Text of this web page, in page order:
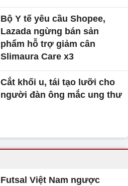
Bộ Y tế yêu cầu Shopee,
Lazada ngừng bán sản
phẩm hỗ trợ giảm cân
Slimaura Care x3
Cắt khối u, tái tạo lưỡi cho
người đàn ông mắc ung thư
Futsal Việt Nam ngược